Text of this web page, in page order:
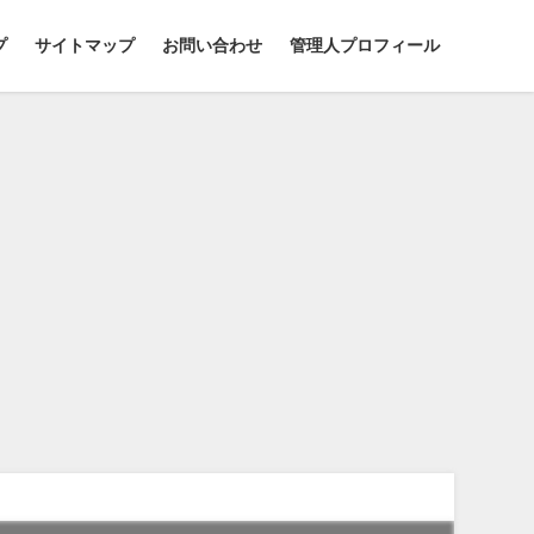
サイトマップ お問い合わせ 管理人プロフィール